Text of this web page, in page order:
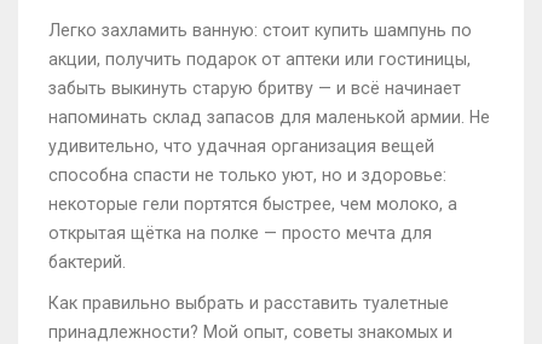
Легко захламить ванную: стоит купить шампунь по
акции, получить подарок от аптеки или гостиницы,
забыть выкинуть старую бритву — и всё начинает
напоминать склад запасов для маленькой армии. Не
удивительно, что удачная организация вещей
способна спасти не только уют, но и здоровье:
некоторые гели портятся быстрее, чем молоко, а
открытая щётка на полке — просто мечта для
бактерий.
Как правильно выбрать и расставить туалетные
принадлежности? Мой опыт, советы знакомых и